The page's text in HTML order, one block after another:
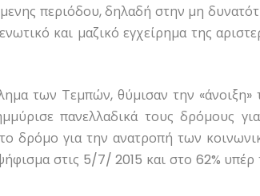
περιόδου, δηλαδή στην μη
και μαζικό εγχείρημα της
των Τεμπών, θύμισαν την «άνοιξη»
πανελλαδικά τους δρόμους
δρόμο για την ανατροπή των
στις 5/7/ 2015 και στο 62% υπέρ